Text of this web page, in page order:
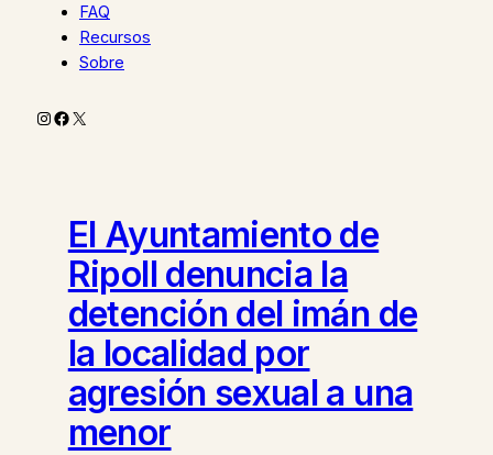
FAQ
Recursos
Sobre
Instagram
Facebook
X
El Ayuntamiento de
Ripoll denuncia la
detención del imán de
la localidad por
agresión sexual a una
menor